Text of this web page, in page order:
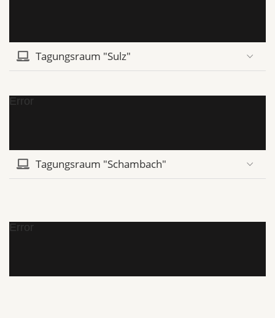
Tagungsraum "Sulz"
Error
Tagungsraum "Schambach"
Error